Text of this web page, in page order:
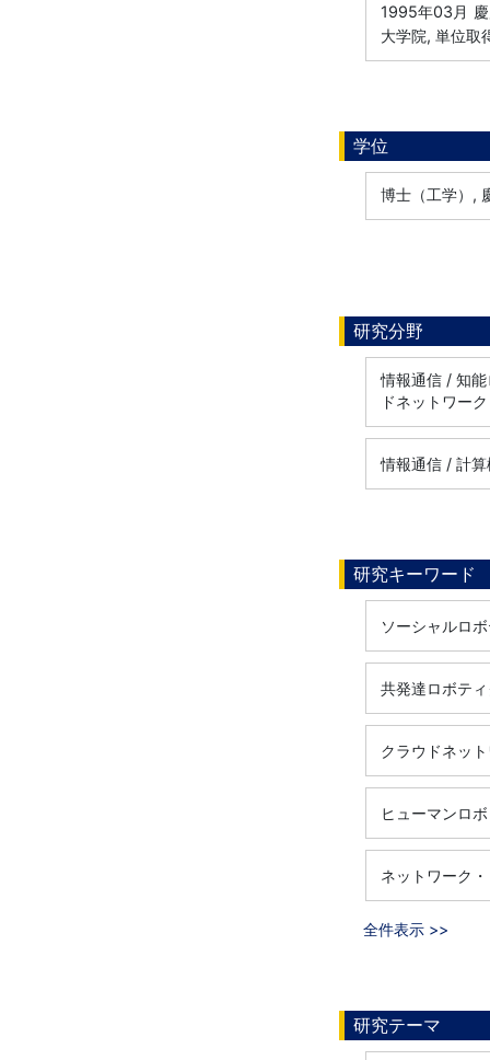
1995年03月
大学院, 単位取
学位
博士（工学）,
研究分野
情報通信 / 知
ドネットワー
情報通信 / 計
研究キーワード
ソーシャルロ
共発達ロボテ
クラウドネッ
ヒューマンロ
ネットワーク
全件表示 >>
研究テーマ